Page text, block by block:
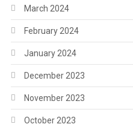
March 2024
February 2024
January 2024
December 2023
November 2023
October 2023